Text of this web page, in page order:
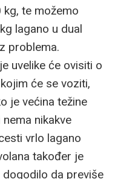
te možemo
lagano u dual
problema.
uvelike će ovisiti o
će se voziti,
je većina težine
nikakve
vrlo lagano
također je
da previše